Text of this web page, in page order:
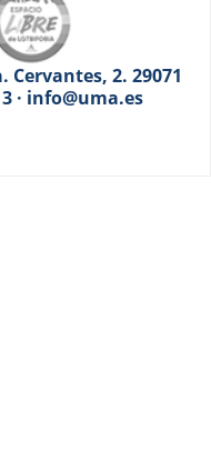
Cervantes, 2. 29071
· info@uma.es